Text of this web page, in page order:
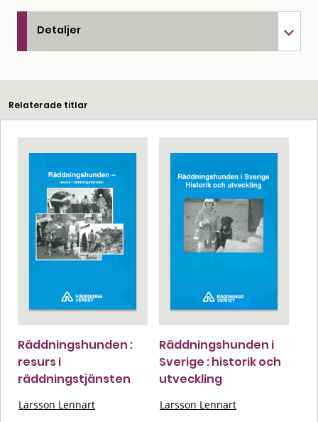
Detaljer
Relaterade titlar
Räddningshunden :
resurs i
räddningstjänsten
Larsson Lennart
Räddningshunden i
Sverige : historik och
utveckling
Larsson Lennart